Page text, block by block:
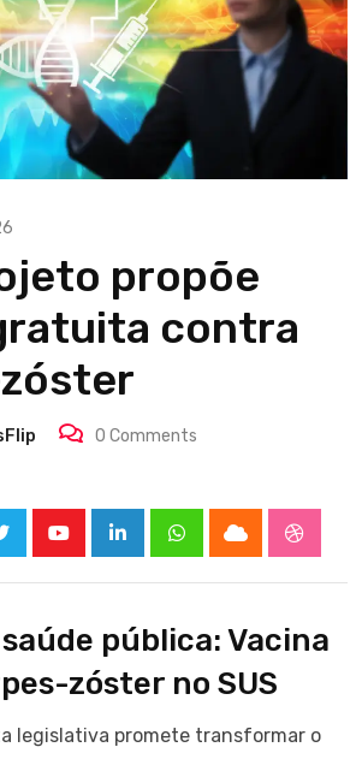
propõe
contra
0 Comments
LinkedInWhatsappCloud
pública: Vacina
zóster no SUS
legislativa promete transformar o